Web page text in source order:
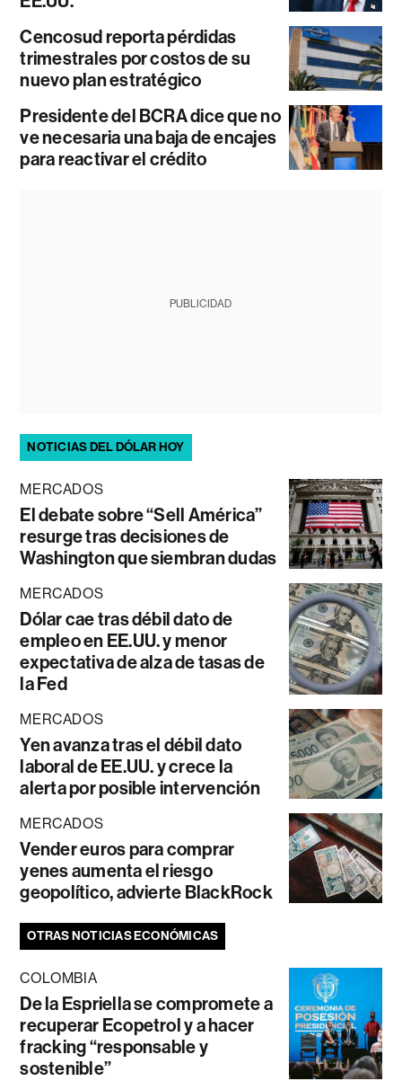
Cencosud reporta pérdidas
trimestrales por costos de su
nuevo plan estratégico
Presidente del BCRA dice que no
ve necesaria una baja de encajes
para reactivar el crédito
PUBLICIDAD
NOTICIAS DEL DÓLAR HOY
MERCADOS
El debate sobre “Sell América”
resurge tras decisiones de
Washington que siembran dudas
MERCADOS
Dólar cae tras débil dato de
empleo en EE.UU. y menor
expectativa de alza de tasas de
la Fed
MERCADOS
Yen avanza tras el débil dato
laboral de EE.UU. y crece la
alerta por posible intervención
MERCADOS
Vender euros para comprar
yenes aumenta el riesgo
geopolítico, advierte BlackRock
OTRAS NOTICIAS ECONÓMICAS
COLOMBIA
De la Espriella se compromete a
recuperar Ecopetrol y a hacer
fracking “responsable y
sostenible”